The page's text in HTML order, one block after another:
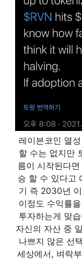
레이븐코인 열
할 수는 없지만
름이 시작된다
승 할 수 있다고
기 즉 2030년
이정도 수익률
투자하는게 맞
자신의 자산 중
나쁘지 않은 선
세상에서, 벼락